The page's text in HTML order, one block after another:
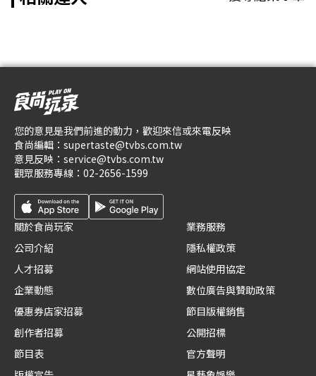
您的意見是我們前進的動力，歡迎來信或來電反映
食尚編輯： supertaste@tvbs.com.tw
意見反映： service@tvbs.com.tw
觀眾服務專線： 02-2656-1599
關於食尚玩家
公司介紹
人才招募
企業動態
優惠券店家招募
創作者招募
節目表
業務服務
隱私權政策
網站使用協定
數位廣告與贊助政策
節目版權銷售
公開招標
官方聲明